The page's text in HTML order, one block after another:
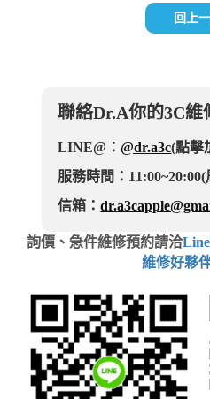
回上
聯絡Dr.A你的3C維
LINE@：@dr.a3c(點擊
服務時間：
信箱：
詢價、急件維修預約請洽
維修好夥